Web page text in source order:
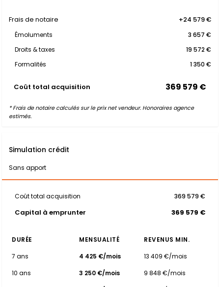
Frais de notaire +24 579 €
Émoluments
3 657 €
Droits & taxes
19 572 €
Formalités
1 350 €
Coût total acquisition 369 579 €
* Frais de notaire calculés sur le prix net vendeur. Honoraires agence
estimés.
Simulation crédit
Sans apport
Coût total acquisition 369 579 €
Capital à emprunter 369 579 €
DURÉE MENSUALITÉ
REVENUS MIN.
7 ans
4 425 €/mois
13 409 €/mois
10 ans
3 250 €/mois
9 848 €/mois